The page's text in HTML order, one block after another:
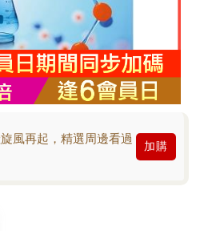
風再起，精選周邊看過
加購